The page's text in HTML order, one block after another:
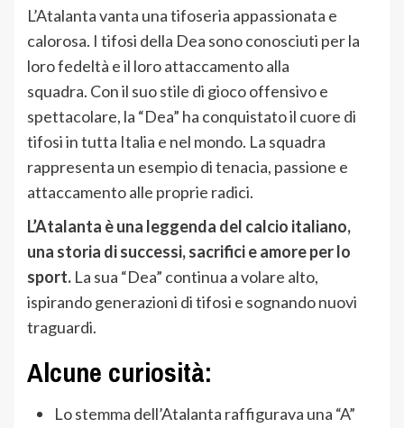
L’Atalanta vanta una tifoseria appassionata e
calorosa. I tifosi della Dea sono conosciuti per la
loro fedeltà e il loro attaccamento alla
squadra. Con il suo stile di gioco offensivo e
spettacolare, la “Dea” ha conquistato il cuore di
tifosi in tutta Italia e nel mondo. La squadra
rappresenta un esempio di tenacia, passione e
attaccamento alle proprie radici.
L’Atalanta è una leggenda del calcio italiano,
una storia di successi, sacrifici e amore per lo
sport. La sua “Dea” continua a volare alto,
ispirando generazioni di tifosi e sognando nuovi
traguardi.
Alcune curiosità:
Lo stemma dell’Atalanta raffigurava una “A”